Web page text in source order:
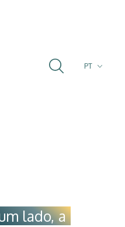
PT
lado, a